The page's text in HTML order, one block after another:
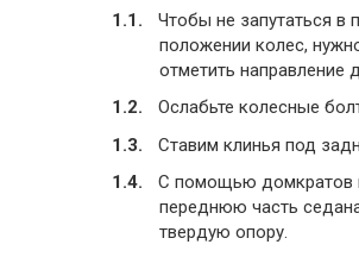
Чтобы не запутаться в
положении колес,
отметить направление
Ослабьте колесные
Ставим клинья под
С помощью домкратов
переднюю часть
твердую опору.